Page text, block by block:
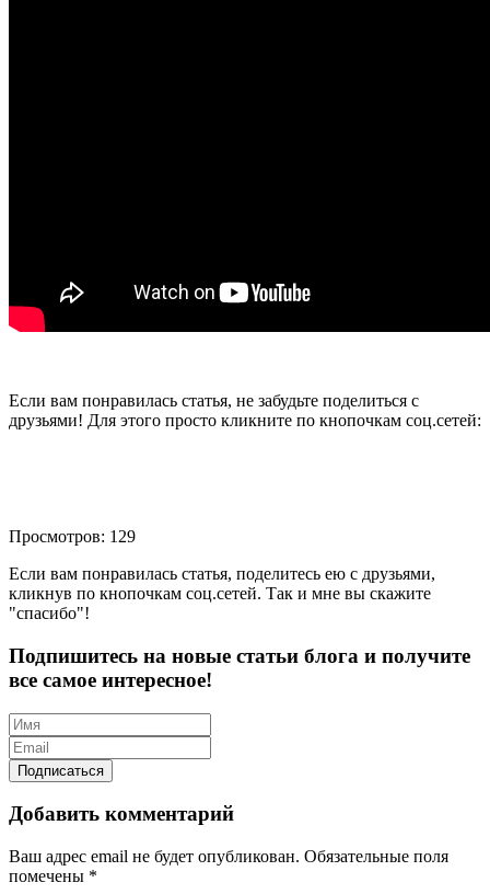
Если вам понравилась статья, не забудьте поделиться с
друзьями! Для этого просто кликните по кнопочкам соц.сетей:
Просмотров: 129
Если вам понравилась статья, поделитесь ею с друзьями,
кликнув по кнопочкам соц.сетей. Так и мне вы скажите
"спасибо"!
Подпишитесь на новые статьи блога и получите
все самое интересное!
Добавить комментарий
Ваш адрес email не будет опубликован. Обязательные поля
помечены *